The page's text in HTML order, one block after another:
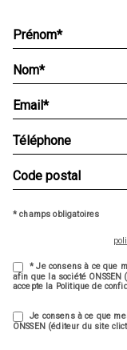
* champs obligatoires
* Je consens à ce que
afin que la société
accepte la Politique de
Je consens à ce que
ONSSEN (éditeur du site